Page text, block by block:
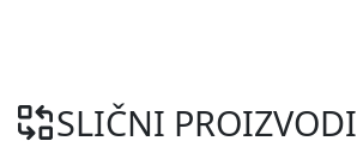
SLIČNI PROIZVODI